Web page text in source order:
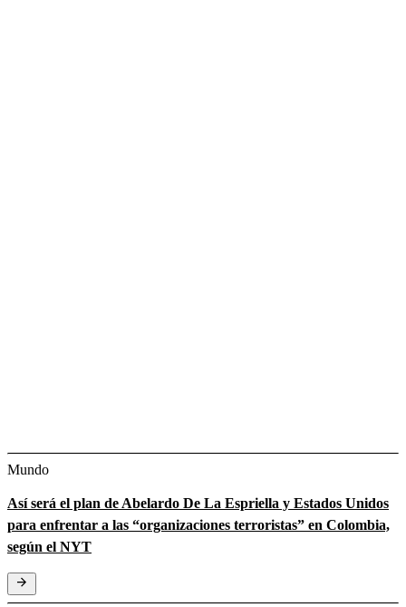
Mundo
Así será el plan de Abelardo De La Espriella y Estados Unidos
para enfrentar a las “organizaciones terroristas” en Colombia,
según el NYT